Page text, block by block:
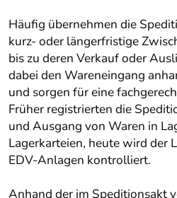
Häufig übernehmen die
kurz- oder längerfristige
bis zu deren Verkauf oder
dabei den Wareneingang
und sorgen für eine
Früher registrierten die
und Ausgang von Waren in
Lagerkarteien, heute wird der
EDV-Anlagen kontrolliert.
Anhand der im Speditionsakt